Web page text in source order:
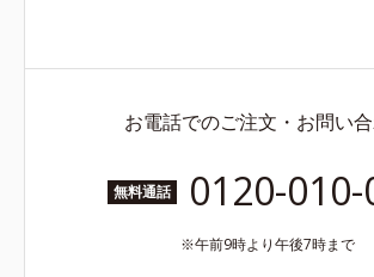
お電話でのご注文・お問い
無料通話 0120-
午前9時より午後7時まで